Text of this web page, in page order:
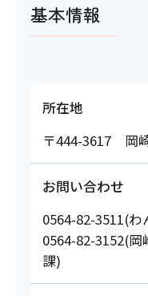
基本情報
所在地
〒444-3617 岡
お問い合わせ
0564-82-3511(わ
0564-82-3152(
課)